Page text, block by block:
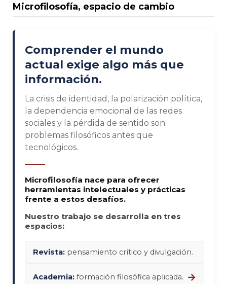
Microfilosofía, espacio de cambio
Comprender el mundo
actual exige algo más que
información.
La crisis de identidad, la polarización política,
la dependencia emocional de las redes
sociales y la pérdida de sentido son
problemas filosóficos antes que
tecnológicos.
Microfilosofía nace para ofrecer
herramientas intelectuales y prácticas
frente a estos desafíos.
Nuestro trabajo se desarrolla en tres
espacios:
Revista: pensamiento crítico y divulgación.
Academia: formación filosófica aplicada. →